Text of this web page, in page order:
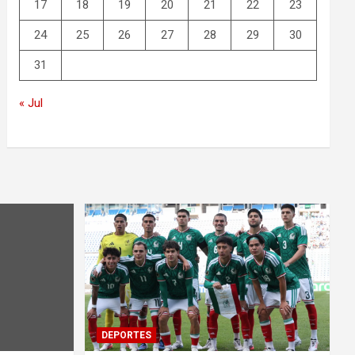
17 18 19 20 21 22 23
24 25 26 27 28 29 30
31
« Jul
DEPORTES